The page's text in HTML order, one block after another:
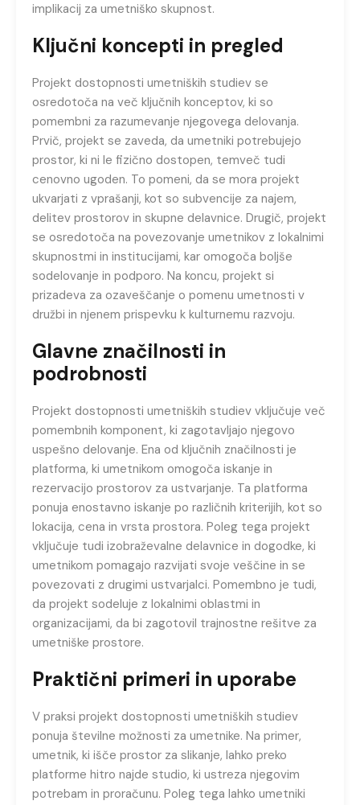
implikacij za umetniško skupnost.
Ključni koncepti in pregled
Projekt dostopnosti umetniških studiev se
osredotoča na več ključnih konceptov, ki so
pomembni za razumevanje njegovega delovanja.
Prvič, projekt se zaveda, da umetniki potrebujejo
prostor, ki ni le fizično dostopen, temveč tudi
cenovno ugoden. To pomeni, da se mora projekt
ukvarjati z vprašanji, kot so subvencije za najem,
delitev prostorov in skupne delavnice. Drugič, projekt
se osredotoča na povezovanje umetnikov z lokalnimi
skupnostmi in institucijami, kar omogoča boljše
sodelovanje in podporo. Na koncu, projekt si
prizadeva za ozaveščanje o pomenu umetnosti v
družbi in njenem prispevku k kulturnemu razvoju.
Glavne značilnosti in
podrobnosti
Projekt dostopnosti umetniških studiev vključuje več
pomembnih komponent, ki zagotavljajo njegovo
uspešno delovanje. Ena od ključnih značilnosti je
platforma, ki umetnikom omogoča iskanje in
rezervacijo prostorov za ustvarjanje. Ta platforma
ponuja enostavno iskanje po različnih kriterijih, kot so
lokacija, cena in vrsta prostora. Poleg tega projekt
vključuje tudi izobraževalne delavnice in dogodke, ki
umetnikom pomagajo razvijati svoje veščine in se
povezovati z drugimi ustvarjalci. Pomembno je tudi,
da projekt sodeluje z lokalnimi oblastmi in
organizacijami, da bi zagotovil trajnostne rešitve za
umetniške prostore.
Praktični primeri in uporabe
V praksi projekt dostopnosti umetniških studiev
ponuja številne možnosti za umetnike. Na primer,
umetnik, ki išče prostor za slikanje, lahko preko
platforme hitro najde studio, ki ustreza njegovim
potrebam in proračunu. Poleg tega lahko umetniki